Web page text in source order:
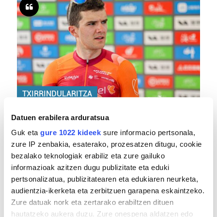
Datuen erabilera arduratsua
Guk eta gure 1022 kideek sure informacio pertsonala,
zure IP zenbakia, esaterako, prozesatzen ditugu, cookie
bezalako teknologiak erabiliz eta zure gailuko
informazioak azitzen dugu publizitate eta eduki
pertsonalizatua, publizitatearen eta edukiaren neurketa,
audientzia-ikerketa eta zerbitzuen garapena eskaintzeko.
Zure datuak nork eta zertarako erabiltzen dituen
hautatzeko aukera duzu. Zure onespena aldatzen edo
TXIRRINDULARITZA
gehiago motibatzen zaitu»